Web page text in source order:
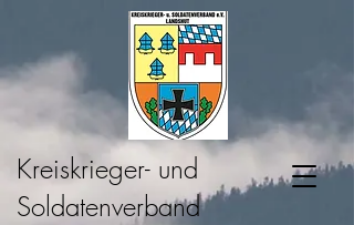
Kreiskrieger- und
Soldatenverband